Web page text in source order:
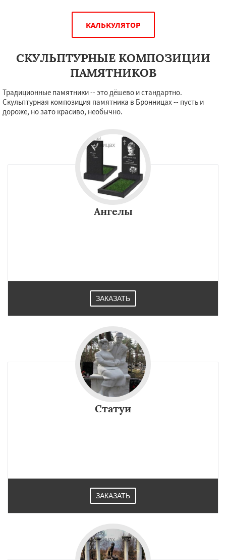
КАЛЬКУЛЯТОР
СКУЛЬПТУРНЫЕ КОМПОЗИЦИИ
ПАМЯТНИКОВ
Традиционные памятники -- это дёшево и стандартно.
Скульптурная композиция памятника в Бронницах -- пусть и
дороже, но зато красиво, необычно.
Ангелы
ЗАКАЗАТЬ
Статуи
ЗАКАЗАТЬ